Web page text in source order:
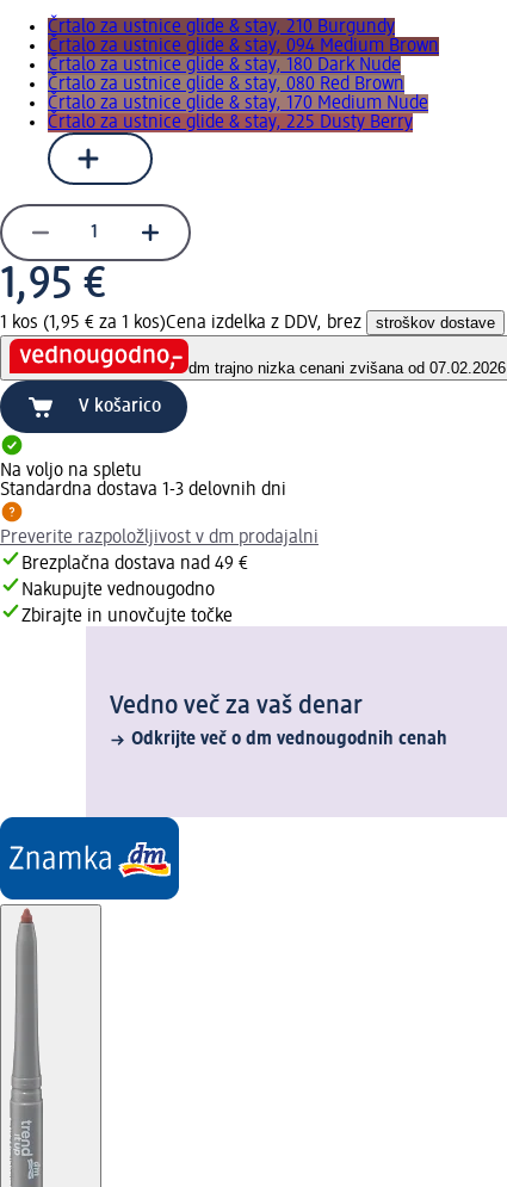
Črtalo za ustnice glide & stay, 210 Burgundy
Črtalo za ustnice glide & stay, 094 Medium Brown
Črtalo za ustnice glide & stay, 180 Dark Nude
Črtalo za ustnice glide & stay, 080 Red Brown
Črtalo za ustnice glide & stay, 170 Medium Nude
Črtalo za ustnice glide & stay, 225 Dusty Berry
1,95 €
1 kos (1,95 € za 1 kos)Cena izdelka z DDV, brez stroškov dostave
dm trajno nizka cenani zvišana od 07.02.2026
V košarico
Na voljo na spletu
Standardna dostava 1-3 delovnih dni
Preverite razpoložljivost v dm prodajalni
Brezplačna dostava nad 49 €
Nakupujte vednougodno
Zbirajte in unovčujte točke
Vedno več za vaš denar
Odkrijte več o dm vednougodnih cenah